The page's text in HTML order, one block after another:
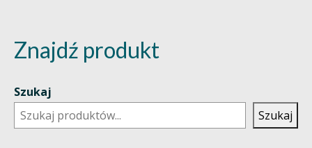
Znajdź produkt
Szukaj
Szukaj